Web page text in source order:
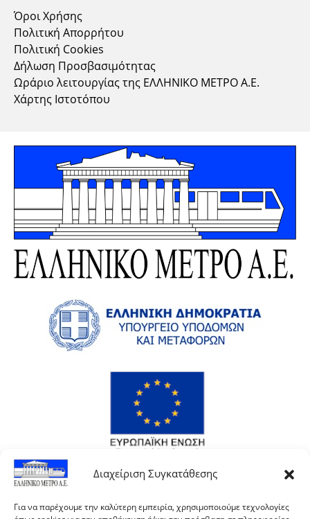
Διαχείριση Συγκατάθεσης
Για να παρέχουμε την καλύτερη εμπειρία, χρησιμοποιούμε τεχνολογίες
Όροι Χρήσης
Πολιτική Απορρήτου
Πολιτική Cookies
Δήλωση Προσβασιμότητας
Ωράριο λειτουργίας της ΕΛΛΗΝΙΚΟ ΜΕΤΡΟ Α.Ε.
Χάρτης Ιστοτόπου